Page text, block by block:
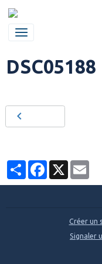
DSC05188
PartagerFacebook
X
Créer un
Signaler